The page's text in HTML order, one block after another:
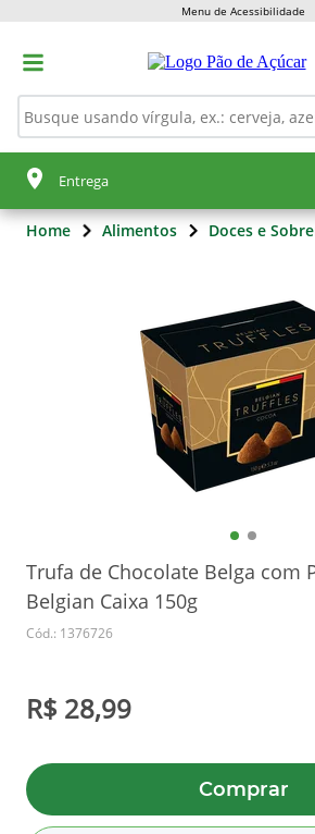
Menu de Acessibilidade
Entrega
Home Alimentos Doces e
Trufa de Chocolate Belga com
Belgian Caixa 150g
Cód.: 1376726
R$ 28,99
Comprar